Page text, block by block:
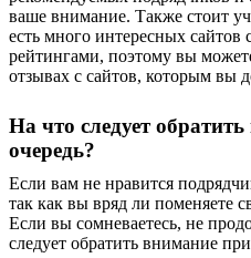
ваше внимание. Также стоит
есть много интересных
рейтингами, поэтому вы
отзывах с сайтов, которым вы
На что следует
очередь?
Если вам не нравится
так как вы вряд ли поменяете
Если вы сомневаетесь, не
следует обратить внимание